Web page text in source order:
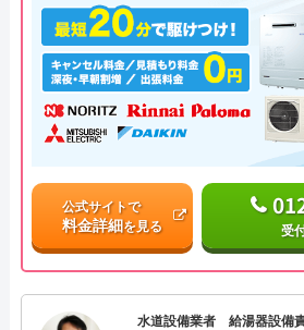
公式サイトで
料金詳細を見る 受
水道設備業者 給湯器設備